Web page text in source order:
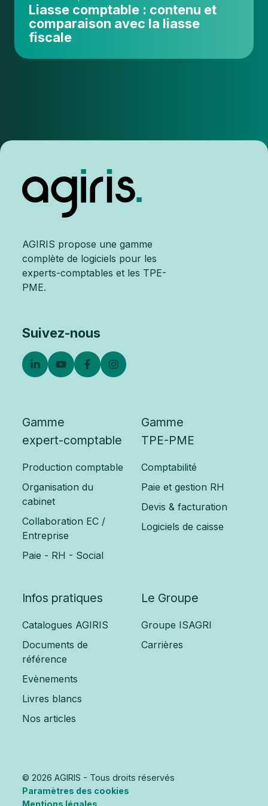
Liasse comptable : contenu et
comparaison avec la liasse
fiscale
AGIRIS propose une gamme
complète de logiciels pour les
experts-comptables et les TPE-
PME.
Suivez-nous
Gamme
expert-comptable
Production comptable
Organisation du
cabinet
Collaboration EC /
Entreprise
Paie - RH - Social
Gamme
TPE-PME
Comptabilité
Paie et gestion RH
Devis & facturation
Logiciels de caisse
Infos pratiques
Catalogues AGIRIS
Documents de
référence
Evènements
Livres blancs
Nos articles
Le Groupe
Groupe ISAGRI
Carrières
© 2026 AGIRIS - Tous droits réservés
Paramètres des cookies